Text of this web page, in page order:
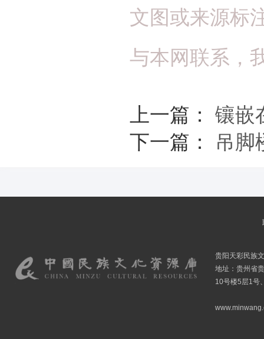
文图或来源标
与本网联系，
上一篇： 镶嵌
下一篇：
吊脚
贵阳天彩民族
地址：贵州省
10号楼5层1号